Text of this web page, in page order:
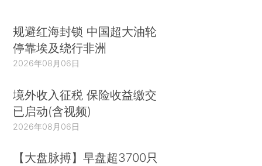
规避红海封锁 中国超大油轮
停靠埃及绕行非洲
2026年08月06日
境外收入征税 保险收益缴交
已启动(含视频)
2026年08月06日
【大盘脉搏】早盘超3700只